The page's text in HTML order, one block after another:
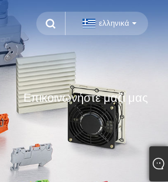
ελληνικά
Επικοινωνήστε μαζί μας